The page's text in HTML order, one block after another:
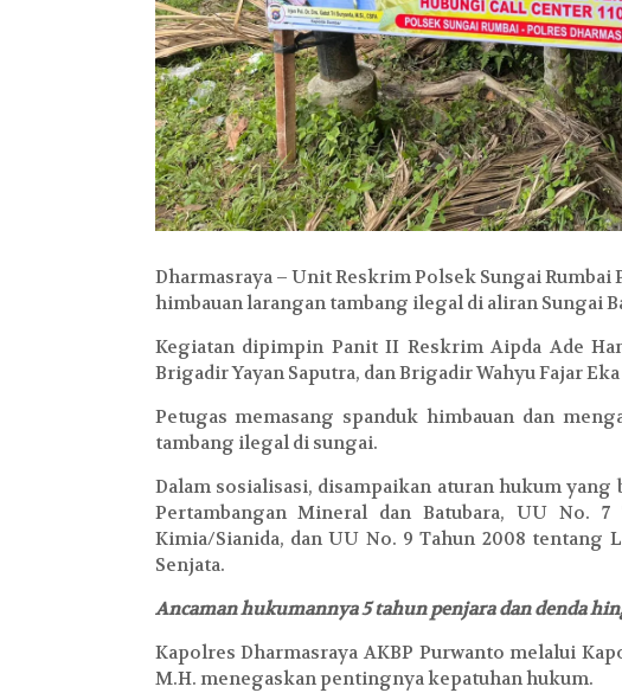
Dharmasraya – Unit Reskrim Polsek Sungai Rumbai
himbauan larangan tambang ilegal di aliran Sungai
Kegiatan dipimpin Panit II Reskrim Aipda Ade
Brigadir Yayan Saputra, dan Brigadir Wahyu Fajar
Petugas memasang spanduk himbauan dan
tambang ilegal di sungai.
Dalam sosialisasi, disampaikan aturan hukum
Pertambangan Mineral dan Batubara, UU No. 7
Kimia/Sianida, dan UU No. 9 Tahun 2008 tentang
Senjata.
Ancaman hukumannya 5 tahun penjara dan denda
Kapolres Dharmasraya AKBP Purwanto melalui
M.H. menegaskan pentingnya kepatuhan hukum.